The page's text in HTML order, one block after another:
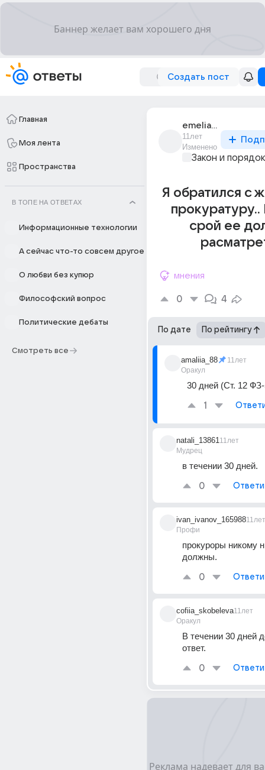
Создать пост
Главная
Моя лента
Пространства
В ТОПЕ НА ОТВЕТАХ
Информационные технологии
А сейчас что-то совсем другое
О любви без купюр
Философский вопрос
Политические дебаты
Смотреть все
emelia_170
11лет
Изменено
Закон и порядок
Я обратился с
прокуратуру..
срой ее
мнения
0 4
По дате По рейтингу
amaliia_88
Оракул
11лет
30 дней (Ст. 12
1
natali_13861
Мудрец
11лет
в течении 30 дней.
0
ivan_ivanov_165988
Профи
11лет
прокуроры никому
должны.
0
cofiia_skobeleva
Оракул
11лет
В течении 30 дней
ответ.
0